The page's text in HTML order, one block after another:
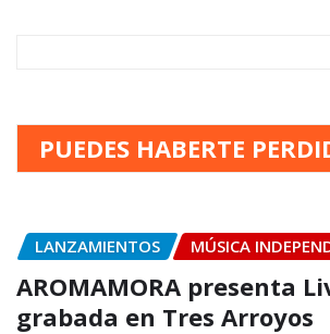
PUEDES HABERTE
LANZAMIENTOS MÚSICA
AROMAMORA presenta
grabada en Tres Arroyos